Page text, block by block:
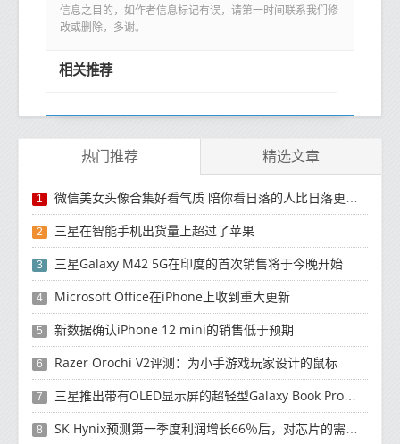
信息之目的，如作者信息标记有误，请第一时间联系我们修
改或删除，多谢。
相关推荐
热门推荐 精选文章
1 微信美女头像合集好看气质 陪你看日落的人比日落更浪漫
2 三星在智能手机出货量上超过了苹果
3 三星Galaxy M42 5G在印度的首次销售将于今晚开始
4 Microsoft Office在iPhone上收到重大更新
5 新数据确认iPhone 12 mini的销售低于预期
6 Razer Orochi V2评测：为小手游戏玩家设计的鼠标
7 三星推出带有OLED显示屏的超轻型Galaxy Book Pro和Galaxy Book Pro 360笔记本电脑
8 SK Hynix预测第一季度利润增长66％后，对芯片的需求将增强